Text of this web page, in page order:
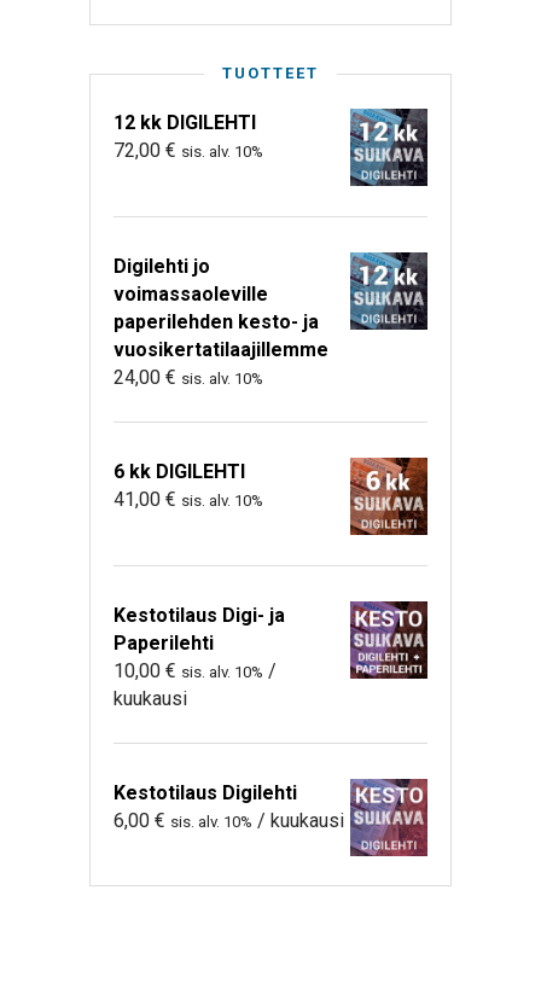
TUOTTEET
12 kk DIGILEHTI
72,00 € sis. alv. 10%
Digilehti jo
voimassaoleville
paperilehden kesto- ja
vuosikertatilaajillemme
24,00 € sis. alv. 10%
6 kk DIGILEHTI
41,00 € sis. alv. 10%
Kestotilaus Digi- ja
Paperilehti
10,00 € sis. alv. 10% /
kuukausi
Kestotilaus Digilehti
6,00 € sis. alv. 10% / kuukausi